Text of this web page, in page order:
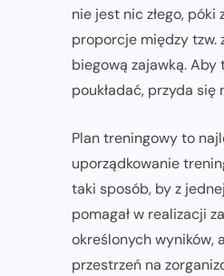
nie jest nic złego,
proporcje między tzw.
biegową zajawką.
poukładać, przyda
Plan treningowy to
uporządkowanie
taki sposób, by z
pomagał w realizacji
określonych wyników,
przestrzeń na